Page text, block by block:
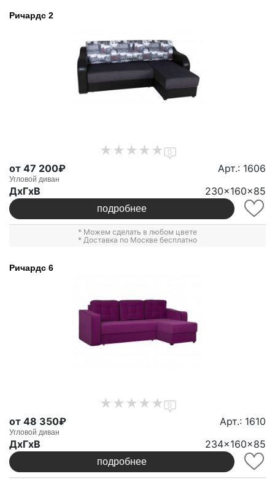
Ричардс 2
0
от 47 200₽ Арт.: 1606
Угловой диван
ДxГxВ 230x160x85
подробнее
* Можем сделать в любом цвете
* Доставка по Москве бесплатно
Ричардс 6
0
от 48 350₽ Арт.: 1610
Угловой диван
ДxГxВ 234x160x85
подробнее